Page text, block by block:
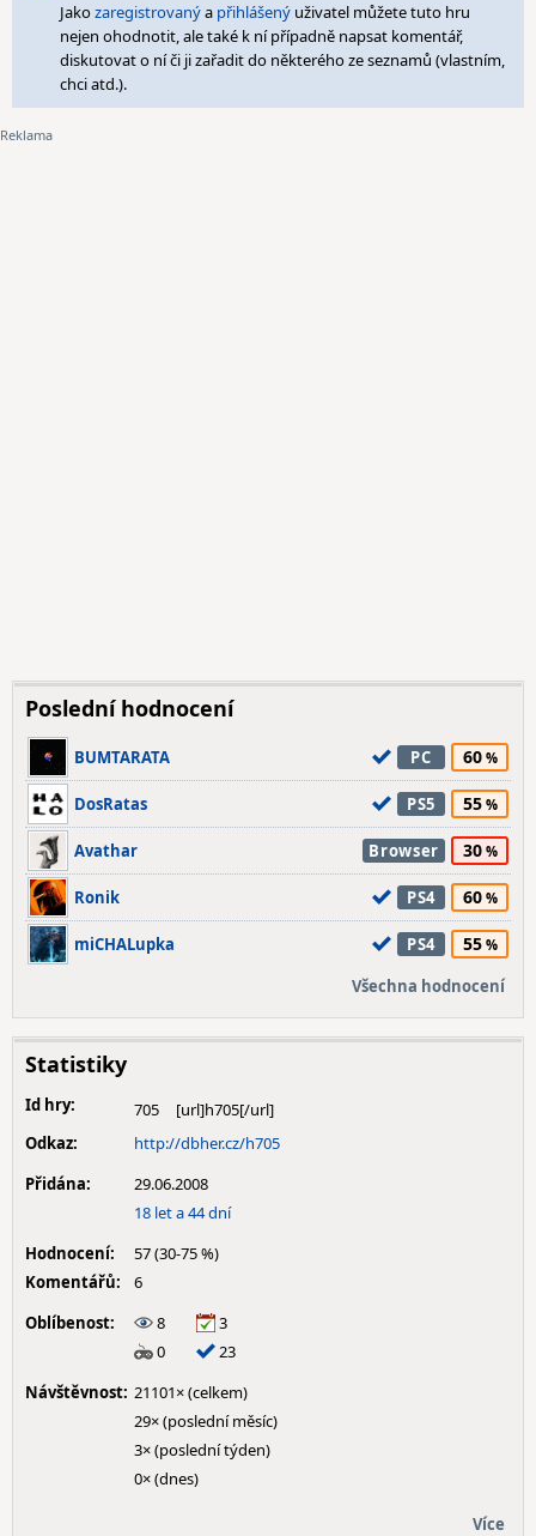
Jakozaregistrovanýa přihlášený uživatel můžete tuto hru
nejen ohodnotit, ale také k ní případně napsat komentář,
diskutovat o ní či ji zařadit do některého ze seznamů (vlastním,
chci atd.).
Poslední hodnocení
BUMTARATA PC 60
DosRatas PS5 55
Avathar Browser 30
Ronik PS4 60
miCHALupka PS4 55
Všechna hodnocení
Statistiky
Id hry:
705
Odkaz:
http://dbher.cz/h705
Přidána:
29.06.2008
18 let a 44 dní
Hodnocení:
57 (30-75 %)
Komentářů:
6
Oblíbenost:
8
3
0
23
Návštěvnost: 21101× (celkem)
29× (poslední měsíc)
3× (poslední týden)
0× (dnes)
Více